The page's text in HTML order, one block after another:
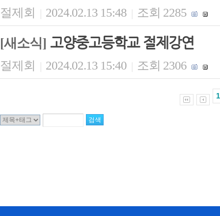
절제회 | 2024.02.13 15:48 | 조회 2285
[새소식] 고양중고등학교 절제강연
절제회 | 2024.02.13 15:40 | 조회 2306
1